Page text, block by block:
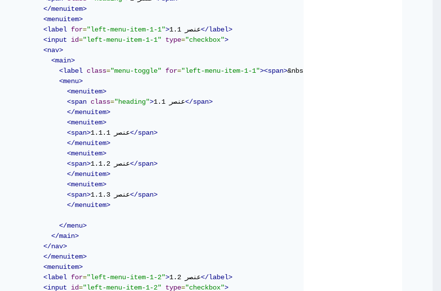
</menuitem>
<menuitem>
<label for="left-menu-item-1-1"> عنصر 1.1</label>
<input
id="left-menu-item-1-1" type="checkbox">
<nav>
<main>
<label class="menu-toggle" for="left-menu-item-1-1"><span>&nbsp;
<menu>
<menuitem>
<span class="heading"> عنصر 1.1</span>
</menuitem>
<menuitem>
<span>
عنصر 1.1.1</span>
</menuitem>
<menuitem>
<span>
عنصر 1.1.2</span>
</menuitem>
<menuitem>
<span>
عنصر 1.1.3</span>
</menuitem>
</menu>
</main>
</nav>
</menuitem>
<menuitem>
<label for="left-menu-item-1-2"> عنصر 1.2</label>
<input
id="left-menu-item-1-2" type="checkbox">